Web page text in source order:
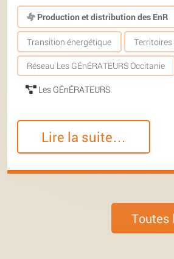
Production et distribution des EnR
Transition énergétique Territoires
Réseau Les GÉnÉRATEURS Occitanie
Les GÉnÉRATEURS
Lire la suite…
Toutes